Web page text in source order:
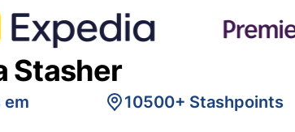
Stasher
em
10500+ Stashpoints